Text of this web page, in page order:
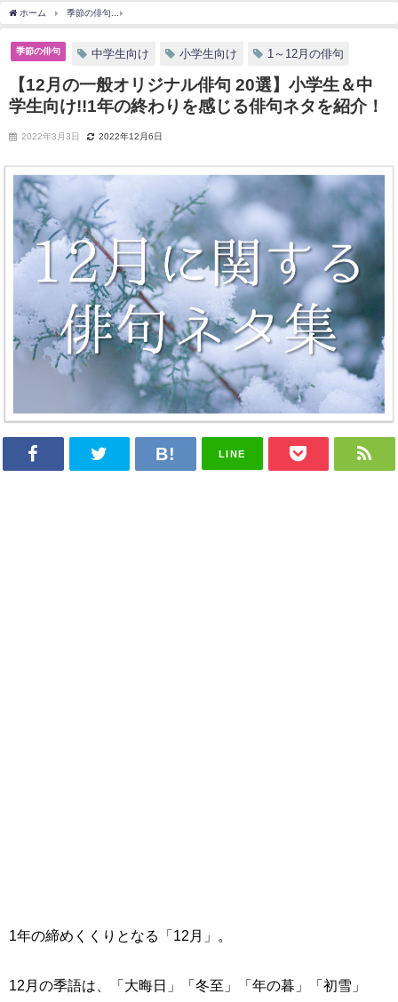
ホーム 季節の俳句
季節の俳句 中学生向け 小学生向け 1～12月の俳句
【12月の一般オリジナル俳句 20選】小学生＆中
学生向け!!1年の終わりを感じる俳句ネタを紹介！
2022年3月3日 2022年12月6日
LINE
1年の締めくくりとなる「 12 月」。
12月の季語は、「大晦日」「冬至」「年の暮」「初雪」